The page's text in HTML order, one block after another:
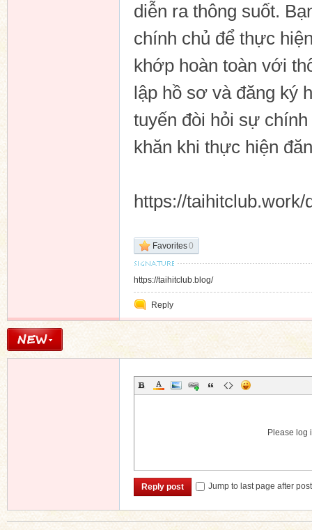
diễn ra thông suốt.
chính chủ để thực
khớp hoàn toàn với
lập hồ sơ và đăng ký
tuyến đòi hỏi sự
khăn khi thực hiện
https://
Favorites0
https://taihitclub.blog/
Reply
Please log
Reply post Jump to last page after